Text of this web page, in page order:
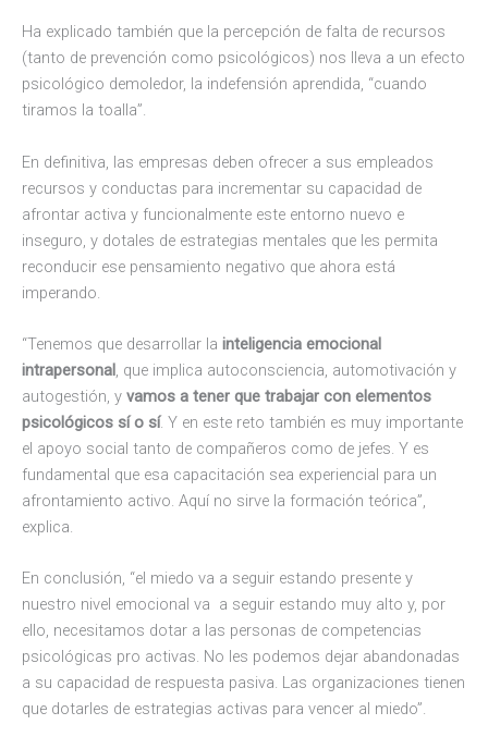
Ha explicado también que la percepción de falta de recursos
(tanto de prevención como psicológicos) nos lleva a un efecto
psicológico demoledor, la indefensión aprendida, “cuando
tiramos la toalla”.
En definitiva, las empresas deben ofrecer a sus empleados
recursos y conductas para incrementar su capacidad de
afrontar activa y funcionalmente este entorno nuevo e
inseguro, y dotales de estrategias mentales que les permita
reconducir ese pensamiento negativo que ahora está
imperando.
“Tenemos que desarrollar la inteligencia emocional
intrapersonal, que implica autoconsciencia, automotivación y
autogestión, y vamos a tener que trabajar con elementos
psicológicos sí o sí. Y en este reto también es muy importante
el apoyo social tanto de compañeros como de jefes. Y es
fundamental que esa capacitación sea experiencial para un
afrontamiento activo. Aquí no sirve la formación teórica”,
explica.
En conclusión, “el miedo va a seguir estando presente y
nuestro nivel emocional va a seguir estando muy alto y, por
ello, necesitamos dotar a las personas de competencias
psicológicas pro activas. No les podemos dejar abandonadas
a su capacidad de respuesta pasiva. Las organizaciones tienen
que dotarles de estrategias activas para vencer al miedo”.